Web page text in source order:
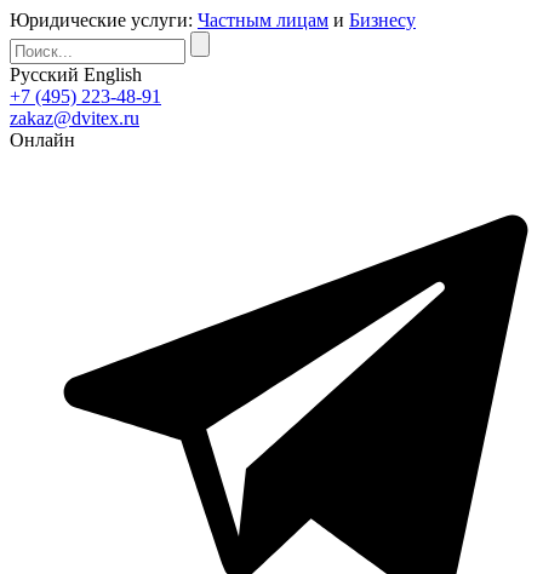
Юридические услуги: Частным лицам и Бизнесу
Русский English
+7 (495) 223-48-91
zakaz@dvitex.ru
Онлайн